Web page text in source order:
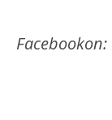
Facebookon: